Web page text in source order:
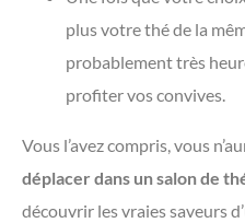
plus votre thé de la
probablement très
profiter vos convives.
Vous l’avez compris, vous
déplacer dans un salon de
découvrir les vraies saveurs